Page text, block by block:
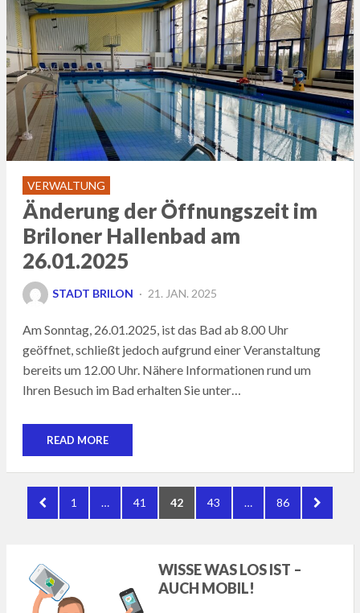
VERWALTUNG
Änderung der Öffnungszeit im
Briloner Hallenbad am
26.01.2025
STADT BRILON
POSTED
21. JAN. 2025
Am Sonntag, 26.01.2025, ist das Bad ab 8.00 Uhr
geöffnet, schließt jedoch aufgrund einer Veranstaltung
bereits um 12.00 Uhr. Nähere Informationen rund um
Ihren Besuch im Bad erhalten Sie unter…
READ MORE
Seitennummerierung
der
PREVIOUS
PAGE
PAGE
1 … PAGE
41 PAGE
42 PAGE
43 … PAGE
86
NEXT
PAGE
WISSE WAS LOS IST –
AUCH MOBIL!